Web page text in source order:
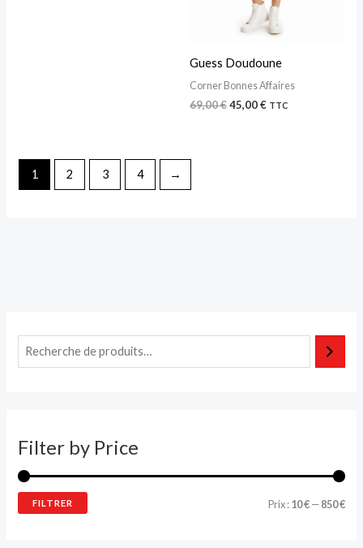
Filter by Price
i
n
i
x
FILTRER Prix :10 €—850 €
Guess Doudoune
Corner Bonnes Affaires
69,00€45,00€ TTC
1 2 3 4 →